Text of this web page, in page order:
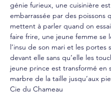
génie furieux, une cuisinière
embarrassée par des poissons
mettent à parler quand on
faire frire, une jeune femme se
l’insu de son mari et les portes
devant elle sans qu’elle les
jeune prince est transformé en
marbre de la taille jusqu’aux
Cie du Chameau